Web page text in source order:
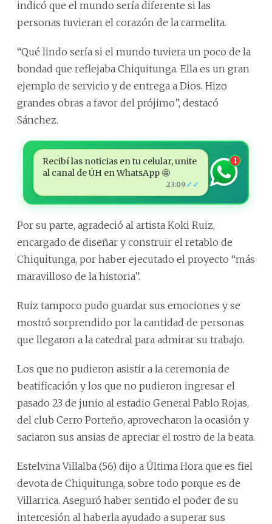
indicó que el mundo sería diferente si las
personas tuvieran el corazón de la carmelita.
“Qué lindo sería si el mundo tuviera un poco de la
bondad que reflejaba Chiquitunga. Ella es un gran
ejemplo de servicio y de entrega a Dios. Hizo
grandes obras a favor del prójimo”, destacó
Sánchez.
Recibí las noticias en tu celular, unite
al canal de ÚH en WhatsApp 🤩
23:09 ✓✓
1
Por su parte, agradeció al artista Koki Ruiz,
encargado de diseñar y construir el retablo de
Chiquitunga, por haber ejecutado el proyecto “más
maravilloso de la historia”.
Ruiz tampoco pudo guardar sus emociones y se
mostró sorprendido por la cantidad de personas
que llegaron a la catedral para admirar su trabajo.
Los que no pudieron asistir a la ceremonia de
beatificación y los que no pudieron ingresar el
pasado 23 de junio al estadio General Pablo Rojas,
del club Cerro Porteño, aprovecharon la ocasión y
saciaron sus ansias de apreciar el rostro de la beata.
Estelvina Villalba (56) dijo a Última Hora que es fiel
devota de Chiquitunga, sobre todo porque es de
Villarrica. Aseguró haber sentido el poder de su
intercesión al haberla ayudado a superar sus